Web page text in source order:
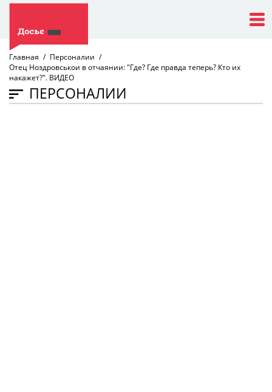
Главная
Персоналии
Отец Ноздровськои в отчаянии: "Где? Где правда теперь? Кто их
накажет?". ВИДЕО
ПЕРСОНАЛИИ